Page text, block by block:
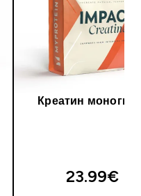
Креатин
23.99€‎